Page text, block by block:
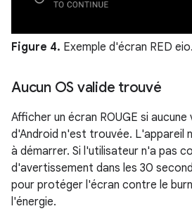
Figure 4. Exemple d'écran RED eio.
Aucun OS valide trouvé
Afficher un écran ROUGE si aucune
d'Android n'est trouvée. L'appareil
à démarrer. Si l'utilisateur n'a pas
d'avertissement dans les 30
pour protéger l'écran contre le
l'énergie.